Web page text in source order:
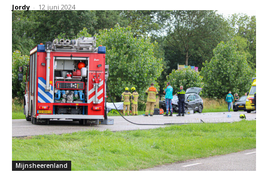
Jordy - 12 juni 2024
Mijnsheerenland